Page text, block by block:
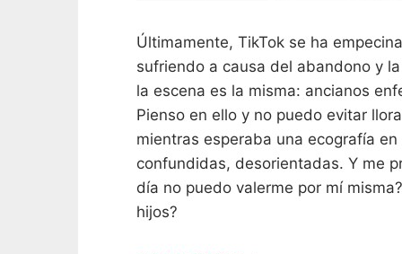
S
Últimamente, TikTok se ha
sufriendo a causa del abandono y
la escena es la misma: ancianos
Pienso en ello y no puedo evitar
mientras esperaba una ecografía
confundidas, desorientadas. Y me
día no puedo valerme por mí
hijos?